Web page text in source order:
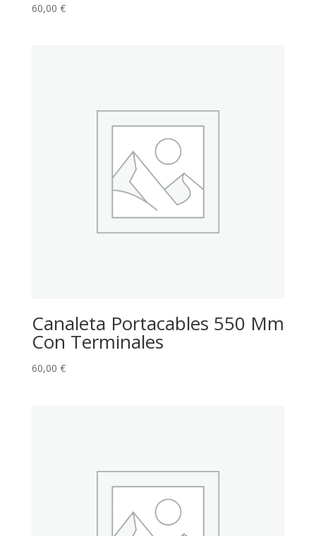
60,00 €
Canaleta Portacables 550 Mm
Con Terminales
60,00 €